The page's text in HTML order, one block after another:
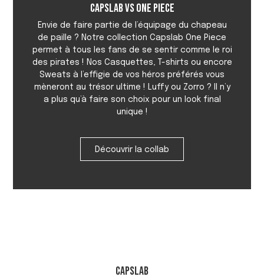
Capslab vs One Piece
Envie de faire partie de l’équipage du chapeau
de paille ? Notre collection Capslab One Piece
permet à tous les fans de se sentir comme le roi
des pirates ! Nos Casquettes, T-shirts ou encore
Sweats à l’effigie de vos héros préférés vous
mèneront au trésor ultime ! Luffy ou Zorro ? Il n’y
a plus qu’à faire son choix pour un look final
unique !
Découvrir la collab
Capslab